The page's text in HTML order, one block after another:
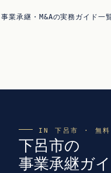
事業承継・M&Aの実務ガイド
IN 下呂市 · 無料
下呂市の
事業承継ガ